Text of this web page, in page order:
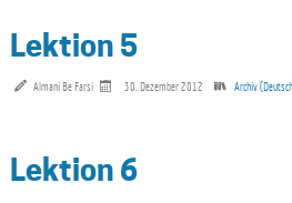
Lektion 5
Almani Be Farsi 30. Dezember 2012 Archiv
Lektion 6